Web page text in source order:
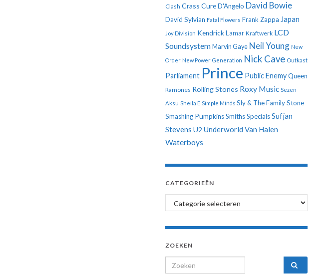
Clash Crass CureD'Angelo David Bowie
David Sylvian Fatal Flowers Frank Zappa Japan
Joy Division Kendrick Lamar Kraftwerk LCD
Soundsystem Marvin Gaye Neil Young New
Order New Power Generation Nick Cave Outkast
Parliament Prince Public EnemyQueen
Ramones Rolling Stones Roxy Music Sezen
Aksu Sheila E Simple Minds Sly & The Family Stone
Smashing PumpkinsSmithsSpecialsSufjan
Stevens U2 Underworld Van Halen
Waterboys
CATEGORIEËN
Categorieën
ZOEKEN
Search for: